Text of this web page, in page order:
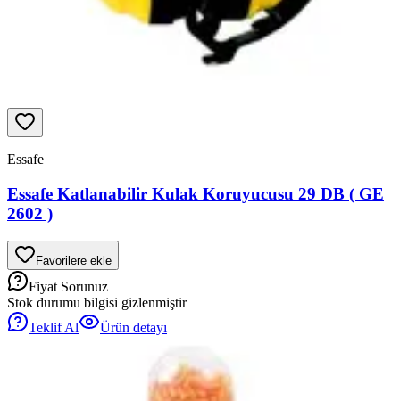
Essafe
Essafe Katlanabilir Kulak Koruyucusu 29 DB ( GE
2602 )
Favorilere ekle
Fiyat Sorunuz
Stok durumu bilgisi gizlenmiştir
Teklif Al
Ürün detayı